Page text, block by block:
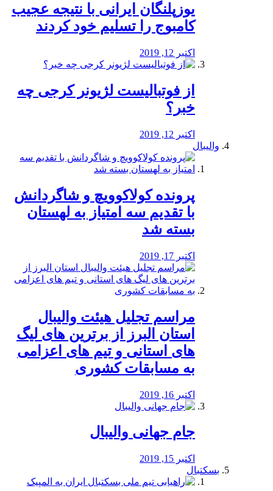
یوزپلنگان ایرانی با نتیجه عجیب
کامبوج را تسلیم خود کردند
اکتبر 12, 2019
از فوتبالیست لژیونر کرجی چه
خبر؟
اکتبر 12, 2019
والیبال
پرونده کولاکوویچ و شاگردانش
با تقدیم سه امتیاز به لهستان
بسته شد
اکتبر 17, 2019
مراسم تجلیل هیئت والیبال
استان البرز از برترین های لیگ
های استانی و تیم های اعزامی
به مسابقات کشوری
اکتبر 16, 2019
جام جهانی والیبال
اکتبر 15, 2019
بسکتبال